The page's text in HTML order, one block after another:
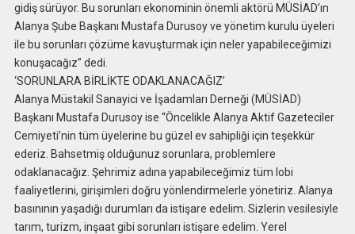
gidiş sürüyor. Bu sorunları ekonominin önemli aktörü MÜSİAD’ın
Alanya Şube Başkanı Mustafa Durusoy ve yönetim kurulu üyeleri
ile bu sorunları çözüme kavuşturmak için neler yapabileceğimizi
konuşacağız” dedi.
‘SORUNLARA BİRLİKTE ODAKLANACAĞIZ’
Alanya Müstakil Sanayici ve İşadamları Derneği (MÜSİAD)
Başkanı Mustafa Durusoy ise “Öncelikle Alanya Aktif Gazeteciler
Cemiyeti’nin tüm üyelerine bu güzel ev sahipliği için teşekkür
ederiz. Bahsetmiş olduğunuz sorunlara, problemlere
odaklanacağız. Şehrimiz adına yapabileceğimiz tüm lobi
faaliyetlerini, girişimleri doğru yönlendirmelerle yönetiriz. Alanya
basınının yaşadığı durumları da istişare edelim. Sizlerin vesilesiyle
tarım, turizm, inşaat gibi sorunları istişare edelim. Yerel